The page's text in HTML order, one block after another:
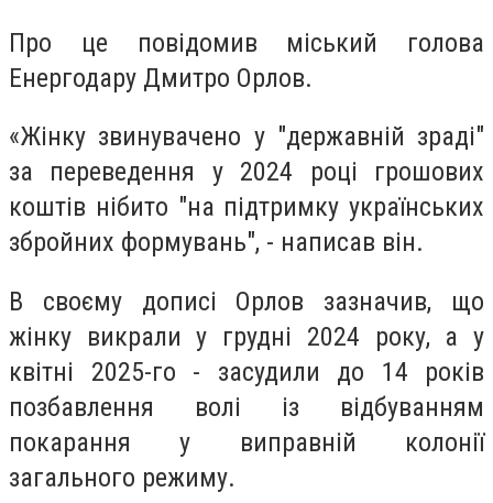
Про це повідомив міський голова
Енергодару Дмитро Орлов.
«Жінку звинувачено у "державній зраді"
за переведення у 2024 році грошових
коштів нібито "на підтримку українських
збройних формувань", - написав він.
В своєму дописі Орлов зазначив, що
жінку викрали у грудні 2024 року, а у
квітні 2025-го - засудили до 14 років
позбавлення волі із відбуванням
покарання у виправній колонії
загального режиму.